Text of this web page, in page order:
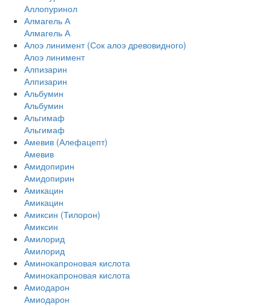
Аллопуринол
Алмагель А
Алмагель А
Алоэ линимент (Сок алоэ древовидного)
Алоэ линимент
Алпизарин
Алпизарин
Альбумин
Альбумин
Альгимаф
Альгимаф
Амевив (Алефацепт)
Амевив
Амидопирин
Амидопирин
Амикацин
Амикацин
Амиксин (Тилорон)
Амиксин
Амилорид
Амилорид
Аминокапроновая кислота
Аминокапроновая кислота
Амиодарон
Амиодарон